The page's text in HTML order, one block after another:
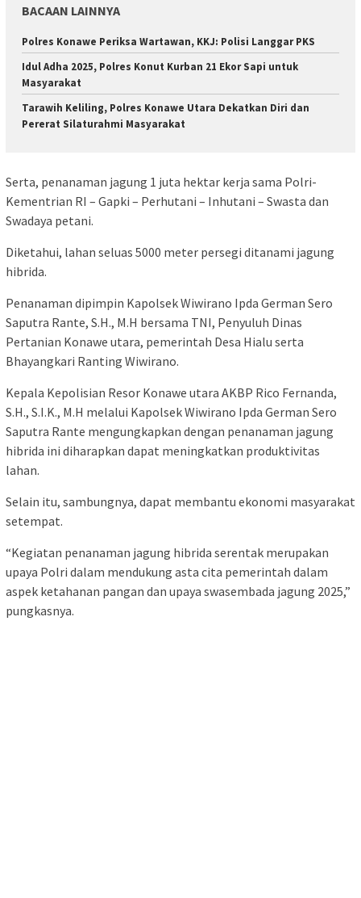
BACAAN LAINNYA
Polres Konawe Periksa Wartawan, KKJ: Polisi Langgar PKS
Idul Adha 2025, Polres Konut Kurban 21 Ekor Sapi untuk
Masyarakat
Tarawih Keliling, Polres Konawe Utara Dekatkan Diri dan
Pererat Silaturahmi Masyarakat
Serta, penanaman jagung 1 juta hektar kerja sama Polri-
Kementrian RI – Gapki – Perhutani – Inhutani – Swasta dan
Swadaya petani.
Diketahui, lahan seluas 5000 meter persegi ditanami jagung
hibrida.
Penanaman dipimpin Kapolsek Wiwirano Ipda German Sero
Saputra Rante, S.H., M.H bersama TNI, Penyuluh Dinas
Pertanian Konawe utara, pemerintah Desa Hialu serta
Bhayangkari Ranting Wiwirano.
Kepala Kepolisian Resor Konawe utara AKBP Rico Fernanda,
S.H., S.I.K., M.H melalui Kapolsek Wiwirano Ipda German Sero
Saputra Rante mengungkapkan dengan penanaman jagung
hibrida ini diharapkan dapat meningkatkan produktivitas
lahan.
Selain itu, sambungnya, dapat membantu ekonomi masyarakat
setempat.
“Kegiatan penanaman jagung hibrida serentak merupakan
upaya Polri dalam mendukung asta cita pemerintah dalam
aspek ketahanan pangan dan upaya swasembada jagung 2025,”
pungkasnya.